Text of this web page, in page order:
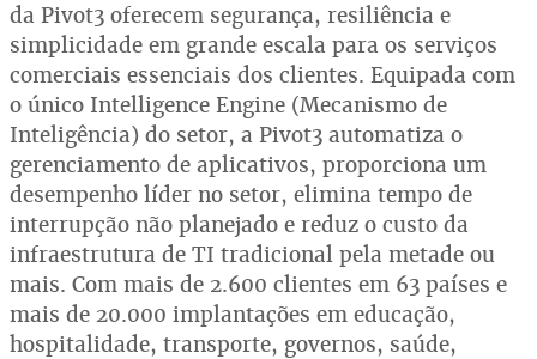
da Pivot3 oferecem segurança, resiliência e
simplicidade em grande escala para os serviços
comerciais essenciais dos clientes. Equipada com
o único Intelligence Engine (Mecanismo de
Inteligência) do setor, a Pivot3 automatiza o
gerenciamento de aplicativos, proporciona um
desempenho líder no setor, elimina tempo de
interrupção não planejado e reduz o custo da
infraestrutura de TI tradicional pela metade ou
mais. Com mais de 2.600 clientes em 63 países e
mais de 20.000 implantações em educação,
hospitalidade, transporte, governos, saúde,